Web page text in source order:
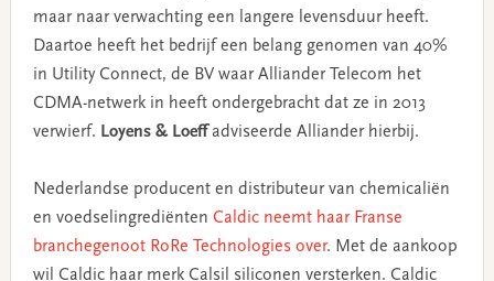
maar naar verwachting een langere levensduur heeft.
Daartoe heeft het bedrijf een belang genomen van 40%
in Utility Connect, de BV waar Alliander Telecom het
CDMA-netwerk in heeft ondergebracht dat ze in 2013
verwierf. Loyens & Loeffadviseerde Alliander hierbij.
Nederlandse producent en distributeur van chemicaliën
en voedselingrediënten Caldic neemt haar Franse
branchegenoot RoRe Technologies over. Met de aankoop
wil Caldic haar merk Calsil siliconen versterken. Caldic